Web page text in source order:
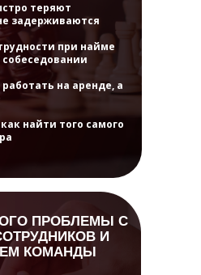
теряют
задерживаются
при найме
на аренде, а
найти того самого
ПРОБЛЕМЫ С
И
КОМАНДЫ